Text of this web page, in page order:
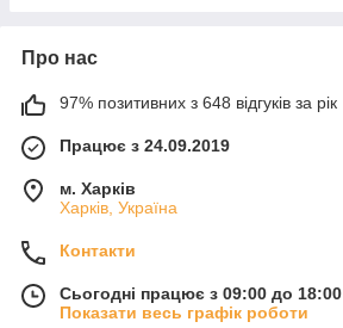
Про нас
97% позитивних з 648 відгуків за рік
Працює з 24.09.2019
м. Харків
Харків, Україна
Контакти
Сьогодні працює з 09:00 до 18:00
Показати весь графік роботи